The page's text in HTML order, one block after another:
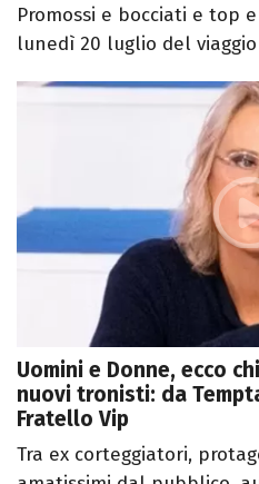
Promossi e bocciati e top
lunedì 20 luglio del viaggio
Uomini e Donne, ecco
nuovi tronisti: da
Fratello Vip
Tra ex corteggiatori,